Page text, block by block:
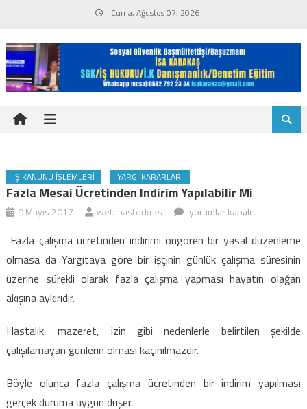
content
Cuma, Ağustos 07, 2026
İŞ KANUNU İŞLEMLERI YARGI KARARLARI
Fazla Mesai Ücretinden Indirim Yapılabilir Mi
9 Mayıs 2017 webmasterkrks
Fazla
ücretinden
indirim
yapılabilir
yorumlar kapalı
Fazla çalışma ücretinden indirimi öngören bir yasal düzenleme
olmasa da Yargıtaya göre bir işçinin günlük çalışma süresinin
üzerine sürekli olarak fazla çalışma yapması hayatın olağan
akışına aykırıdır.
Hastalık, mazeret, izin gibi nedenlerle belirtilen şekilde
çalışılamayan günlerin olması kaçınılmazdır.
Böyle olunca fazla çalışma ücretinden bir indirim yapılması
gerçek duruma uygun düşer.